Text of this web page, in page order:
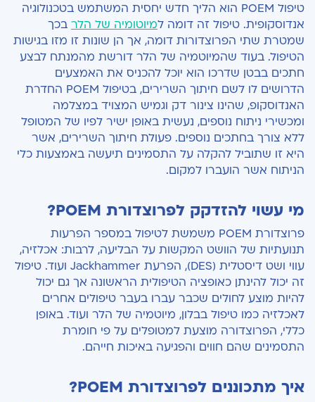
טיפול POEM הוא הליך חדש יחסית המשתמש בטכנולוגיה
אנדוסקופית. טיפול זה דומה למיוטומיה של הלר בכך
שמטרת שתי הפרוצדורות דומה, אך הן שונות זו מזו בגישות
הטיפול. בעוד שהמיוטמיה של הלר דורשת מהמנתח לבצע
חתכים בבטן שדרכו הוא יוכל להכניס את האמצעים
הדרושים לו לשם חיתוך השרירים, בטיפול POEM החדרת
האנדוסקופ, שהינו צינור דק וגמיש המצויד במצלמה
ומכשירי ניתוח נוספים, נעשית באופן ישיר לפיו של המטופל
ללא צורך בחתכים נוספים. פעולת חיתוך השרירים, אשר
היא זו שתוביל להקלה על התסמינים תיעשה באמצעות כלי
הניתוח אשר הועברו למקום.
מי עשוי להזדקק לפרוצדורת POEM
?
פרוצדורת POEM משמשת לטיפול במספר הפרעות
תנועתיות של הוושט המקשות על הבליעה, לרבות: אכלזיה,
עווי ושט דיסטלית (DES), הפרעת Jackhammer ועוד. טיפול
זה יכול להינתן כאופציה הטיפולית הראשונה אך גם יכול
להיות מוצע לחולים שכבר עברו בעבר טיפולים אחרים
לאכלזיה כמו טיפול בבלון, מיוטמיה של הלר ועוד. באופן
כללי, הפרוצדורה מוצעת למטופלים על פי חומרת
התסמינים שהם חווים והפגיעה באיכות חייהם.
איך מתכוננים לפרוצדורת POEM
?